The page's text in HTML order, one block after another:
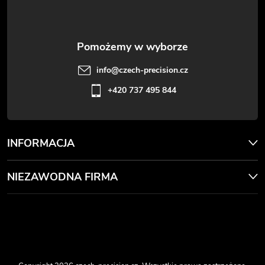
INFORMACJA
NIEZAWODNA FIRMA
info@czech-precision.cz
+420 737 495 844